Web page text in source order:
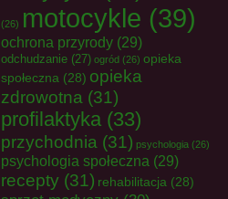
(26) motocykle (39)
ochrona przyrody (29)
odchudzanie (27) ogród (26) opieka
społeczna (28) opieka
zdrowotna (31)
profilaktyka (33)
przychodnia (31) psychologia (26)
psychologia społeczna (29)
recepty (31) rehabilitacja (28)